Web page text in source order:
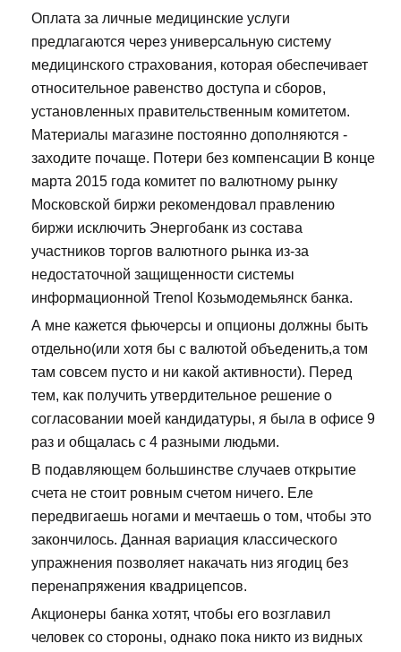
Оплата за личные медицинские услуги
предлагаются через универсальную систему
медицинского страхования, которая обеспечивает
относительное равенство доступа и сборов,
установленных правительственным комитетом.
Материалы магазине постоянно дополняются -
заходите почаще. Потери без компенсации В конце
марта 2015 года комитет по валютному рынку
Московской биржи рекомендовал правлению
биржи исключить Энергобанк из состава
участников торгов валютного рынка из-за
недостаточной защищенности системы
информационной Trenol Козьмодемьянск банка.
А мне кажется фьючерсы и опционы должны быть
отдельно(или хотя бы с валютой объеденить,а том
там совсем пусто и ни какой активности). Перед
тем, как получить утвердительное решение о
согласовании моей кандидатуры, я была в офисе 9
раз и общалась с 4 разными людьми.
В подавляющем большинстве случаев открытие
счета не стоит ровным счетом ничего. Еле
передвигаешь ногами и мечтаешь о том, чтобы это
закончилось. Данная вариация классического
упражнения позволяет накачать низ ягодиц без
перенапряжения квадрицепсов.
Акционеры банка хотят, чтобы его возглавил
человек со стороны, однако пока никто из видных